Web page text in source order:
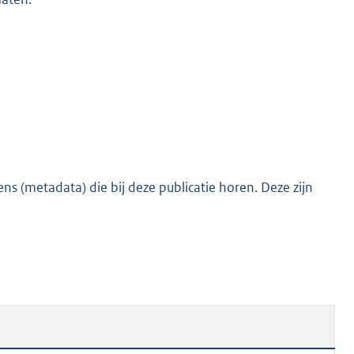
(metadata) die bij deze publicatie horen. Deze zijn